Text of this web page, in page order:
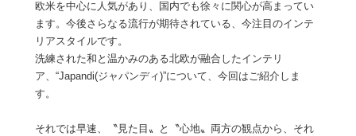
欧米を中心に人気があり、国内でも徐々に関心が高まってい
ます。今後さらなる流行が期待されている、今注目のインテ
リアスタイルです。
洗練された和と温かみのある北欧が融合したインテリ
ア、“Japandi(ジャパンディ)”について、今回はご紹介しま
す。
それでは早速、〝見た目〟と〝心地〟両方の観点から、それ